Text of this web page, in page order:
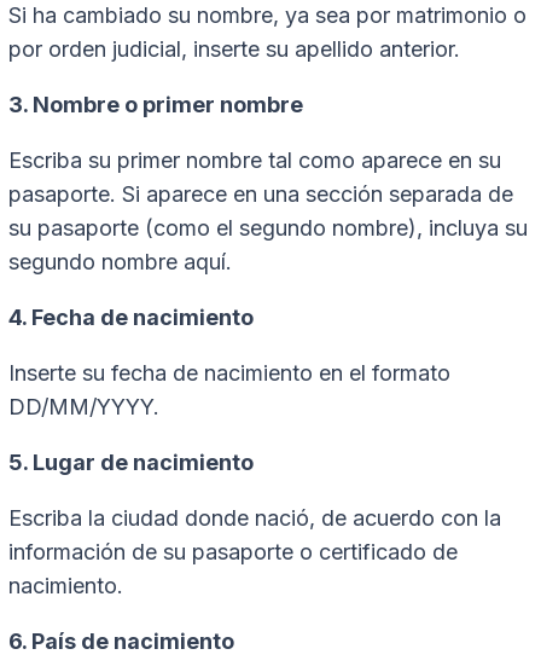
Si ha cambiado su nombre, ya sea por matrimonio o
por orden judicial, inserte su apellido anterior.
3. Nombre o primer nombre
Escriba su primer nombre tal como aparece en su
pasaporte. Si aparece en una sección separada de
su pasaporte (como el segundo nombre), incluya su
segundo nombre aquí.
4. Fecha de nacimiento
Inserte su fecha de nacimiento en el formato
DD/MM/YYYY.
5. Lugar de nacimiento
Escriba la ciudad donde nació, de acuerdo con la
información de su pasaporte o certificado de
nacimiento.
6. País de nacimiento